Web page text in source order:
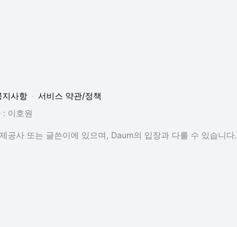
지사항
서비스 약관/정책
: 이호원
공사 또는 글쓴이에 있으며, Daum의 입장과 다를 수 있습니다.